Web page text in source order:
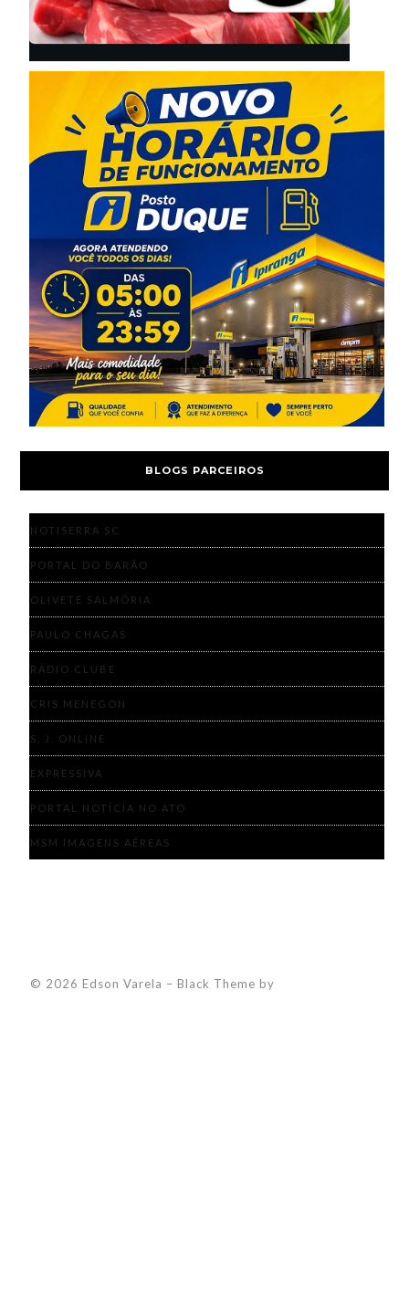
BLOGS PARCEIROS
NOTISERRA SC
PORTAL DO BARÃO
OLIVETE SALMÓRIA
PAULO CHAGAS
RÁDIO CLUBE
CRIS MENEGON
S. J. ONLINE
EXPRESSIVA
PORTAL NOTÍCIA NO ATO
MSM IMAGENS AÉREAS
© 2026 Edson Varela – Black Theme by